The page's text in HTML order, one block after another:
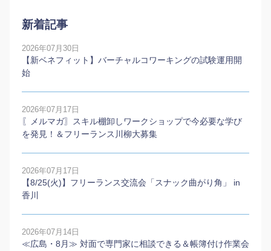
新着記事
2026年07月30日
【新ベネフィット】バーチャルコワーキングの試験運用開
始
2026年07月17日
〖メルマガ〗スキル棚卸しワークショップで今必要な学び
を発見！＆フリーランス川柳大募集
2026年07月17日
【8/25(火)】フリーランス交流会「スナック曲がり角」 in
香川
2026年07月14日
≪広島・8月≫ 対面で専門家に相談できる＆帳簿付け作業会